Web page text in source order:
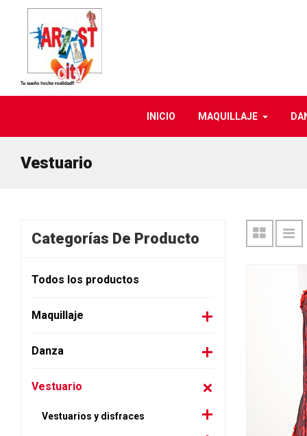
INICIO MAQUILLAJE
Vestuario
Categorías De Producto
Todos los productos
Maquillaje
Danza
Vestuario
Vestuarios y disfraces